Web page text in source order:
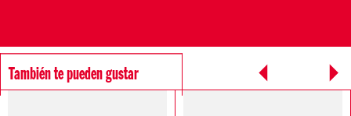
También te pueden gustar